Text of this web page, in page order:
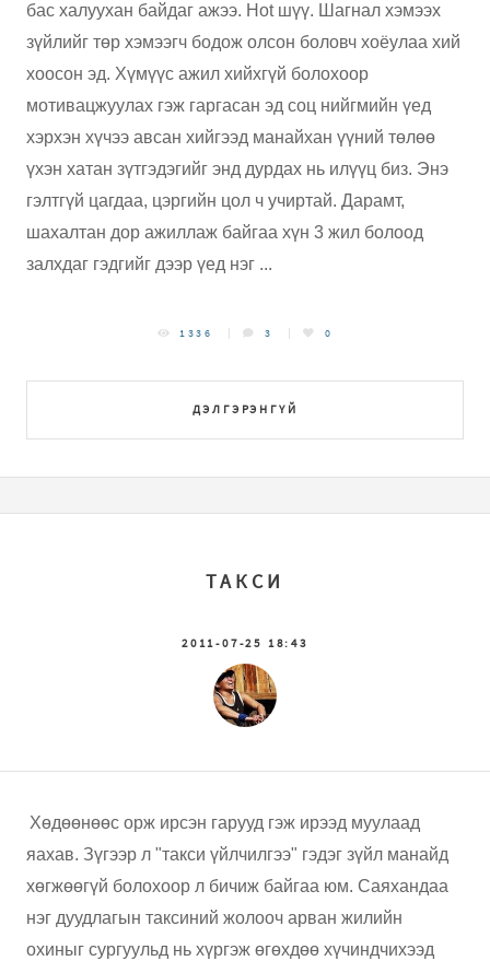
бас халуухан байдаг ажээ. Hot шүү. Шагнал хэмээх
зүйлийг төр хэмээгч бодож олсон боловч хоёулаа хий
хоосон эд. Хүмүүс ажил хийхгүй болохоор
мотивацжуулах гэж гаргасан эд соц нийгмийн үед
хэрхэн хүчээ авсан хийгээд манайхан үүний төлөө
үхэн хатан зүтгэдэгийг энд дурдах нь илүүц биз. Энэ
гэлтгүй цагдаа, цэргийн цол ч учиртай. Дарамт,
шахалтан дор ажиллаж байгаа хүн 3 жил болоод
залхдаг гэдгийг дээр үед нэг ...
ДЭЛГЭРЭНГҮЙ
1336 3 0
ТАКСИ
2011-07-25 18:43
Хөдөөнөөс орж ирсэн гарууд гэж ирээд муулаад
яахав. Зүгээр л "такси үйлчилгээ" гэдэг зүйл манайд
хөгжөөгүй болохоор л бичиж байгаа юм. Саяхандаа
нэг дуудлагын таксиний жолооч арван жилийн
охиныг сургуульд нь хүргэж өгөхдөө хүчиндчихээд